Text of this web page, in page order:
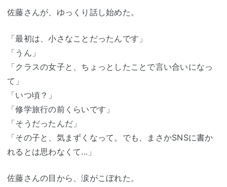
佐藤さんが、ゆっくり話し始めた。
「最初は、小さなことだったんです」
「うん」
「クラスの女子と、ちょっとしたことで言い合いになっ
て」
「いつ頃？」
「修学旅行の前くらいです」
「そうだったんだ」
「その子と、気まずくなって。でも、まさかSNSに書か
れるとは思わなくて...」
佐藤さんの目から、涙がこぼれた。